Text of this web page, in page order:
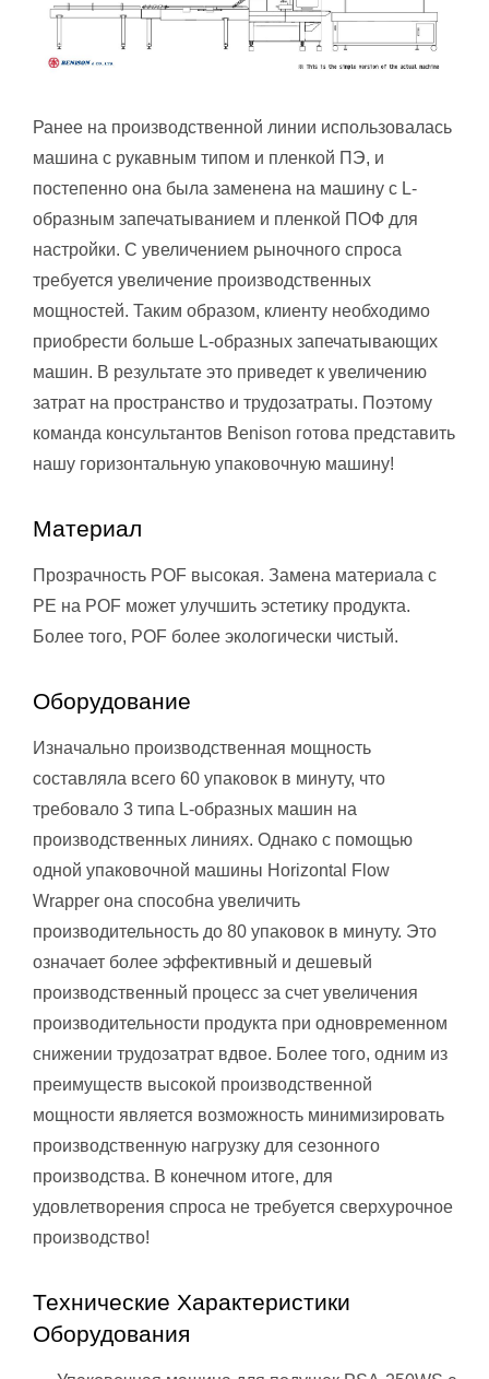
Ранее на производственной линии использовалась
машина с рукавным типом и пленкой ПЭ, и
постепенно она была заменена на машину с L-
образным запечатыванием и пленкой ПОФ для
настройки. С увеличением рыночного спроса
требуется увеличение производственных
мощностей. Таким образом, клиенту необходимо
приобрести больше L-образных запечатывающих
машин. В результате это приведет к увеличению
затрат на пространство и трудозатраты. Поэтому
команда консультантов Benison готова представить
нашу горизонтальную упаковочную машину!
Материал
Прозрачность POF высокая. Замена материала с
PE на POF может улучшить эстетику продукта.
Более того, POF более экологически чистый.
Оборудование
Изначально производственная мощность
составляла всего 60 упаковок в минуту, что
требовало 3 типа L-образных машин на
производственных линиях. Однако с помощью
одной упаковочной машины Horizontal Flow
Wrapper она способна увеличить
производительность до 80 упаковок в минуту. Это
означает более эффективный и дешевый
производственный процесс за счет увеличения
производительности продукта при одновременном
снижении трудозатрат вдвое. Более того, одним из
преимуществ высокой производственной
мощности является возможность минимизировать
производственную нагрузку для сезонного
производства. В конечном итоге, для
удовлетворения спроса не требуется сверхурочное
производство!
Технические Характеристики
Оборудования